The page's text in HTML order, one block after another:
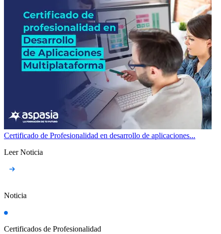
Certificado de Profesionalidad en desarrollo de aplicaciones...
Leer Noticia
Noticia
Certificados de Profesionalidad